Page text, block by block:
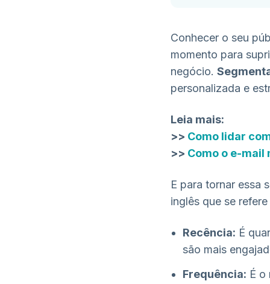
Conhecer o seu
momento para
negócio.
personalizada e
Leia mais:
>> Como lidar
>> Como o e-mail
E para tornar essa
inglês que se
Recência: É
são mais
Frequência: É o